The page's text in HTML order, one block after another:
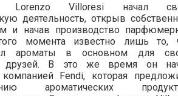
Villoresi начал
деятельность, открыв
и начав производство
момента известно лишь то,
ароматы в основном для
друзей. В это же время он
компанией Fendi, которая
ароматических